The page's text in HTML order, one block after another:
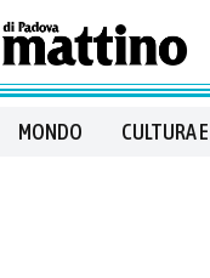
MONDO CULTURA